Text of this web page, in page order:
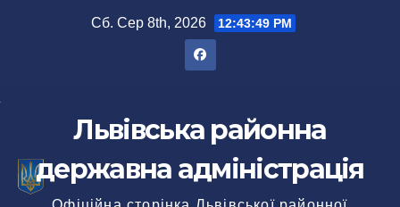
Сб. Сер 8th, 2026 12:43:49 PM
Львівська районна
державна адміністрація